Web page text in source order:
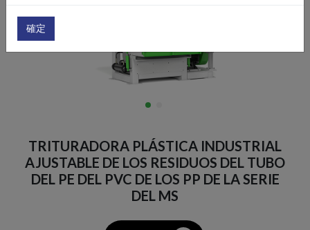
Sobre nosotros
Contáctenos
TRITURADORA PLÁSTICA INDUSTRIAL
AJUSTABLE DE LOS RESIDUOS DEL TUBO
DEL PE DEL PVC DE LOS PP DE LA SERIE
DEL MS
確定